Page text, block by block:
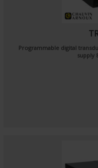
Programmable digital
supply